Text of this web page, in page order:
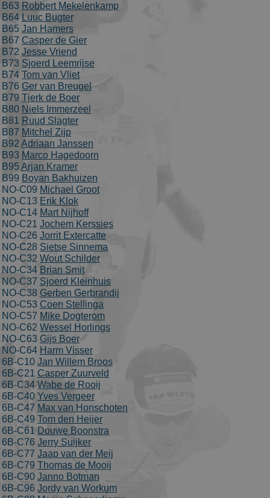
B63 Robbert Mekelenkamp
B64 Luuc Bugter
B65 Jan Hamers
B67 Casper de Gier
B72 Jesse Vriend
B73 Sjoerd Leemrijse
B74 Tom van Vliet
B76 Ger van Breugel
B79 Tjerk de Boer
B80 Niels Immerzeel
B81
Ruud Slagter
B87 Mitchel Zijp
B92 Adriaan Janssen
B93 Marco Hagedoorn
B95 Arjan Kramer
B99 Boyan Bakhuizen
NO-C09 Michael Groot
NO-C13 Erik Klok
NO-C14 Mart Nijhoff
NO-C21 Jochem Kerssies
NO-C26 Jorrit Extercatte
NO-C28 Sietse Sinnema
NO-C32 Wout Schilder
NO-C34 Brian Smit
NO-C37 Sjoerd Kleinhuis
NO-C38 Gerben Gerbrandij
NO-C53 Coen Stellinga
NO-C57 Mike Dogterom
NO-C62 Wessel Horlings
NO-C63 Gijs Boer
NO-C64 Harm Visser
6B-C10 Jan Willem Broos
6B-C21 Casper Zuurveld
6B-C34 Wabe de Rooij
6B-C40 Yves Vergeer
6B-C47 Max van Honschoten
6B-C49 Tom den Heijer
6B-C61
Douwe Boonstra
6B-C76 Jerry Suijker
6B-C77 Jaap van der Meij
6B-C79 Thomas de Mooij
6B-C90 Janno Botman
6B-C96 Jordy van Workum
_gid
_ga_FJW480MXR8
Naam